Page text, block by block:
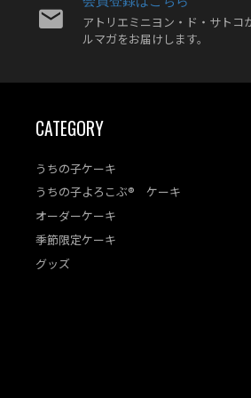
アトリエミニヨン・ド・サトコ
ルマガをお届けします。
CATEGORY
うちの子ケーキ
うちの子よろこぶ® ケーキ
オーダーケーキ
季節限定ケーキ
グッズ